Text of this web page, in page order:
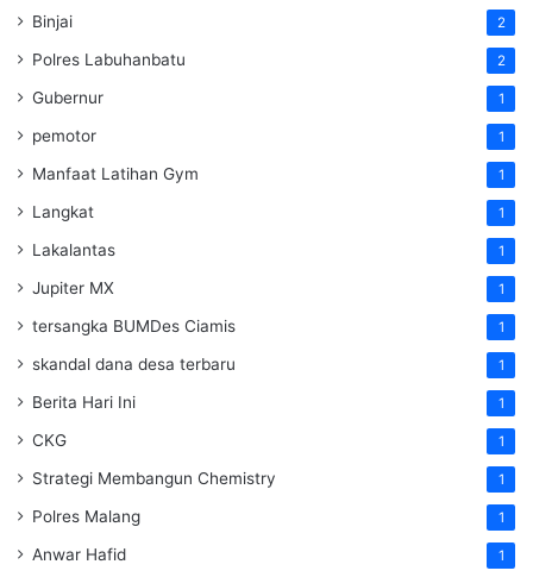
Binjai 2
Polres Labuhanbatu 2
Gubernur 1
pemotor 1
Manfaat Latihan Gym 1
Langkat 1
Lakalantas 1
Jupiter MX 1
tersangka BUMDes Ciamis 1
skandal dana desa terbaru 1
Berita Hari Ini 1
CKG 1
Strategi Membangun Chemistry 1
Polres Malang 1
Anwar Hafid 1